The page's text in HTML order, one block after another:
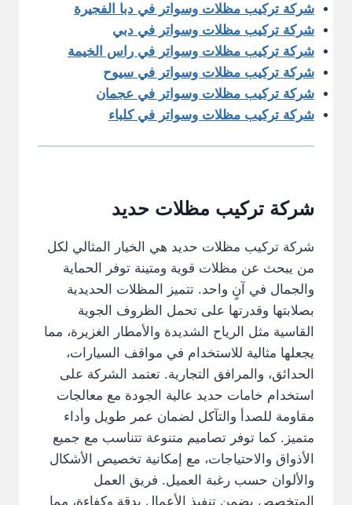
شركة تركيب مظلات وسواتر في دبا الفجيرة
شركة تركيب مظلات وسواتر في دبي
شركة تركيب مظلات وسواتر في راس الخيمة
شركة تركيب مظلات وسواتر في سيوح
شركة تركيب مظلات وسواتر في عجمان
شركة تركيب مظلات وسواتر في كلباء
شركة تركيب مظلات حديد
شركة تركيب مظلات حديد هي الخيار المثالي لكل
من يبحث عن مظلات قوية ومتينة توفر الحماية
والجمال في آنٍ واحد. تتميز المظلات الحديدية
بصلابتها وقدرتها على تحمل الظروف الجوية
القاسية مثل الرياح الشديدة والأمطار الغزيرة، مما
يجعلها مثالية للاستخدام في مواقف السيارات،
الحدائق، والمرافق التجارية. تعتمد الشركة على
استخدام خامات حديد عالية الجودة مع معالجات
مقاومة للصدأ والتآكل لضمان عمر طويل وأداء
متميز. كما توفر تصاميم متنوعة تتناسب مع جميع
الأذواق والاحتياجات، مع إمكانية تخصيص الأشكال
والألوان حسب رغبة العميل. فريق العمل
المتخصص يضمن تنفيذ الأعمال بدقة وكفاءة، مما